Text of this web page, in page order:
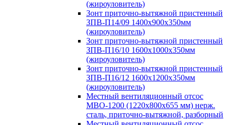
(жироуловитель)
Зонт приточно-вытяжной пристенный
ЗПВ-П14/09 1400х900х350мм
(жироуловитель)
Зонт приточно-вытяжной пристенный
ЗПВ-П16/10 1600х1000х350мм
(жироуловитель)
Зонт приточно-вытяжной пристенный
ЗПВ-П16/12 1600х1200х350мм
(жироуловитель)
Местный вентиляционный отсос
МВО-1200 (1220х800х655 мм) нерж.
сталь, приточно-вытяжной, разборный